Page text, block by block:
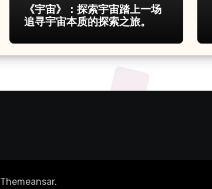
《宇宙》：探索宇宙踏上一场
追寻宇宙本质的探索之旅。
Themeansar.